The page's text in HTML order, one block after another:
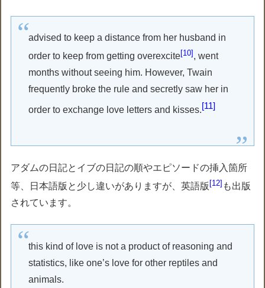
advised to keep a distance from her husband in
order to keep from getting overexcite 10 , went
months without seeing him. However, Twain
frequently broke the rule and secretly saw her in
order to exchange love letters and kisses. 11
アダムの日記とイブの日記の順やエピソードの挿入箇所
等、日本語版と少し違いがありますが、英語版 12 も出版
されています。
this kind of love is not a product of reasoning and
statistics, like one’s love for other reptiles and
animals.